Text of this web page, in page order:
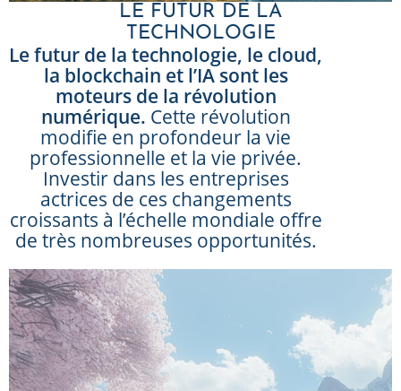
LE FUTUR DE LA
TECHNOLOGIE
Le futur de la technologie, le cloud,
la blockchain et l’IA sont les
moteurs de la révolution
numérique. Cette révolution
modifie en profondeur la vie
professionnelle et la vie privée.
Investir dans les entreprises
actrices de ces changements
croissants à l’échelle mondiale offre
de très nombreuses opportunités.